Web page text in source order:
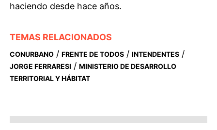
haciendo desde hace años.
TEMAS RELACIONADOS
CONURBANO / FRENTE DE TODOS / INTENDENTES /
JORGE FERRARESI / MINISTERIO DE DESARROLLO
TERRITORIAL Y HÁBITAT